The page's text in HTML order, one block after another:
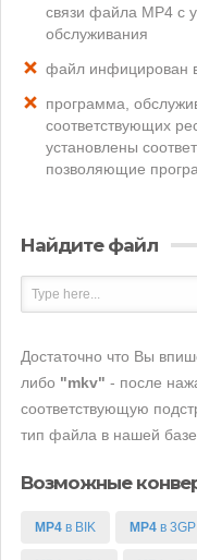
связи файла MP4 с
обслуживания
файл инфицирован
программа,
соответствующих
установлены
позволяющие
Найдите файл
Достаточно что Вы
либо "mkv" - после
соответствующую
тип файла в нашей базе.
Возможные
MP4 в BIK MP4 в 3GP